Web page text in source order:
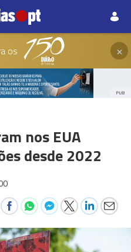
os ×
PUB
nos EUA
desde 2022